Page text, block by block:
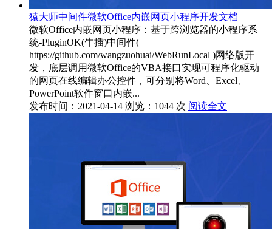
猿大师中间件微软Office内嵌网页小程序开发文档
微软Office内嵌网页小程序：基于跨浏览器的小程序系
统-PluginOK(牛插)中间件(
https://github.com/wangzuohuai/WebRunLocal )网络版开
发，底层调用微软Office的VBA接口实现可程序化驱动
的网页在线编辑办公控件，可分别将Word、Excel、
PowerPoint软件窗口内嵌...
发布时间：2021-04-14 浏览：1044 次 阅读全文